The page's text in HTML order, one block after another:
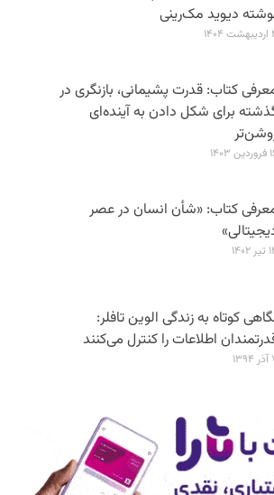
دیوید مک‌رینی
کتاب: قدرت پشیمانی، بازنگری در
برای شکل دادن به آینده‌ای
۱۴۰۳
کتاب: «شأن انسان در عصر
کوتاه به زندگی الوین تافلر:
اطلاعات را کنترل می‌کنند